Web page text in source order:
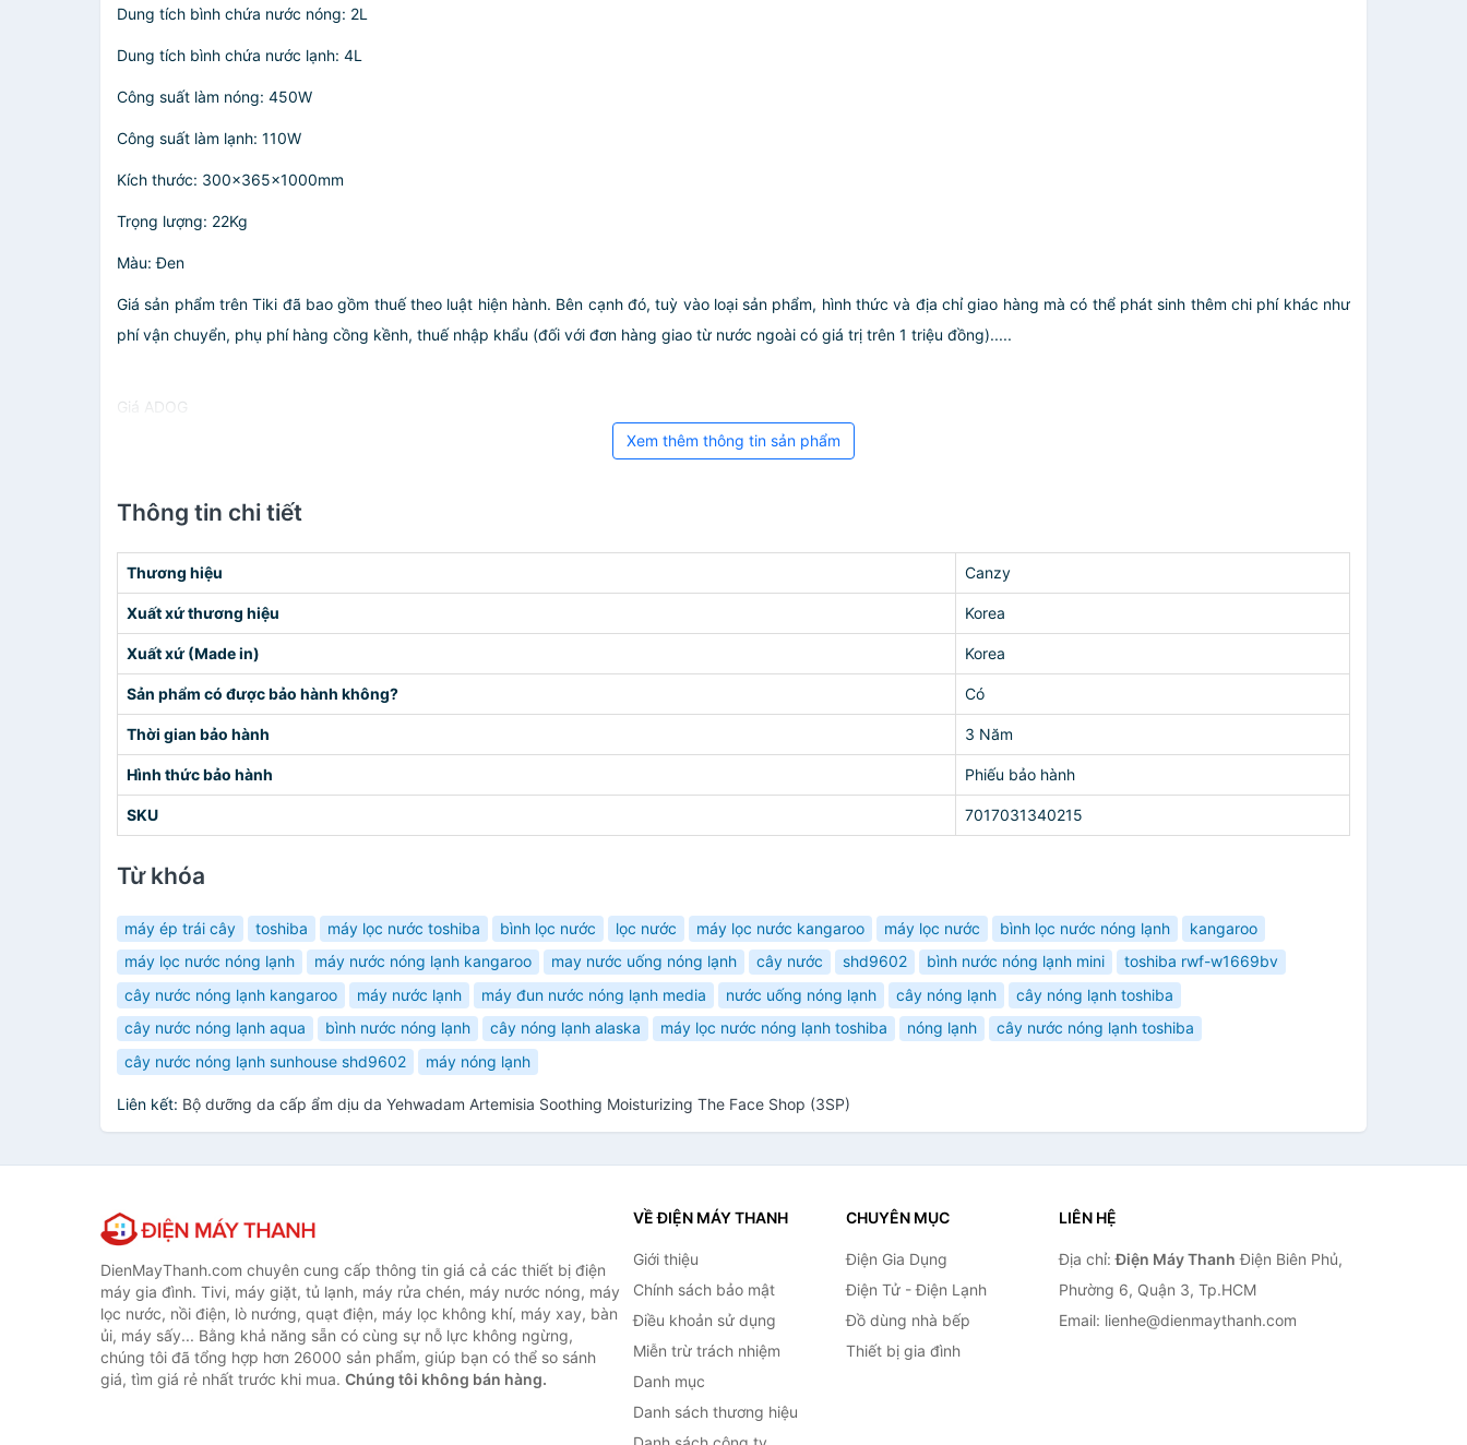
Dung tích bình chứa nước nóng: 2L
Dung tích bình chứa nước lạnh: 4L
Công suất làm nóng: 450W
Công suất làm lạnh: 110W
Kích thước: 300x365x1000mm
Trọng lượng: 22Kg
Màu: Đen
Giá sản phẩm trên Tiki đã bao gồm thuế theo luật hiện hành. Bên cạnh đó, tuỳ vào loại sản phẩm, hình thức và địa chỉ giao hàng mà có thể phát sinh thêm chi phí khác như
phí vận chuyển, phụ phí hàng cồng kềnh, thuế nhập khẩu (đối với đơn hàng giao từ nước ngoài có giá trị trên 1 triệu đồng).....
Giá ADOG
Xem thêm thông tin sản phẩm
Thông tin chi tiết
Thương hiệu Canzy
Xuất xứ thương hiệu Korea
Xuất xứ (Made in) Korea
Sản phẩm có được bảo hành không? Có
Thời gian bảo hành 3 Năm
Hình thức bảo hành Phiếu bảo hành
SKU 7017031340215
Từ khóa
máy ép trái cây toshiba máy lọc nước toshiba bình lọc nước lọc nước máy lọc nước kangaroo máy lọc nước bình lọc nước nóng lạnh
kangaroo
máy lọc nước nóng lạnh
máy nước nóng lạnh kangaroo may nước uống nóng lạnh cây nước shd9602 bình nước nóng lạnh mini
toshiba rwf-w1669bv
cây nước nóng lạnh kangaroo
máy nước lạnh máy đun nước nóng lạnh media nước uống nóng lạnh cây nóng lạnh
cây nóng lạnh toshiba
cây nước nóng lạnh aqua
bình nước nóng lạnh cây nóng lạnh alaska máy lọc nước nóng lạnh toshiba nóng lạnh
cây nước nóng lạnh toshiba
cây nước nóng lạnh sunhouse shd9602
máy nóng lạnh
Liên kết: Bộ dưỡng da cấp ẩm dịu da Yehwadam Artemisia Soothing Moisturizing The Face Shop (3SP)
DienMayThanh.com chuyên cung cấp thông tin giá cả các thiết bị điện
máy gia đình. Tivi, máy giặt, tủ lạnh, máy rửa chén, máy nước nóng, máy
lọc nước, nồi điện, lò nướng, quạt điện, máy lọc không khí, máy xay, bàn
ủi, máy sấy... Bằng khả năng sẵn có cùng sự nỗ lực không ngừng,
chúng tôi đã tổng hợp hơn 26000 sản phẩm, giúp bạn có thể so sánh
giá, tìm giá rẻ nhất trước khi mua. Chúng tôi không bán hàng.
VỀ ĐIỆN MÁY THANH
Giới thiệu
Chính sách bảo mật
Điều khoản sử dụng
Miễn trừ trách nhiệm
Danh mục
Danh sách thương hiệu
CHUYÊN MỤC
Điện Gia Dụng
Điện Tử - Điện Lạnh
Đồ dùng nhà bếp
Thiết bị gia đình
LIÊN HỆ
Địa chỉ:Điện Máy Thanh Điện Biên Phủ,
Phường 6, Quận 3, Tp.HCM
Email: lienhe@dienmaythanh.com